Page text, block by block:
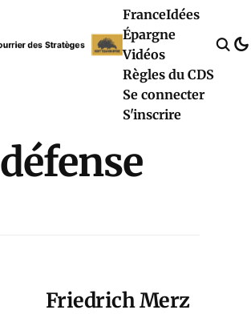
FranceIdées
Épargne
Vidéos
Règles du CDS
Se connecter
S'inscrire
défense
Friedrich Merz